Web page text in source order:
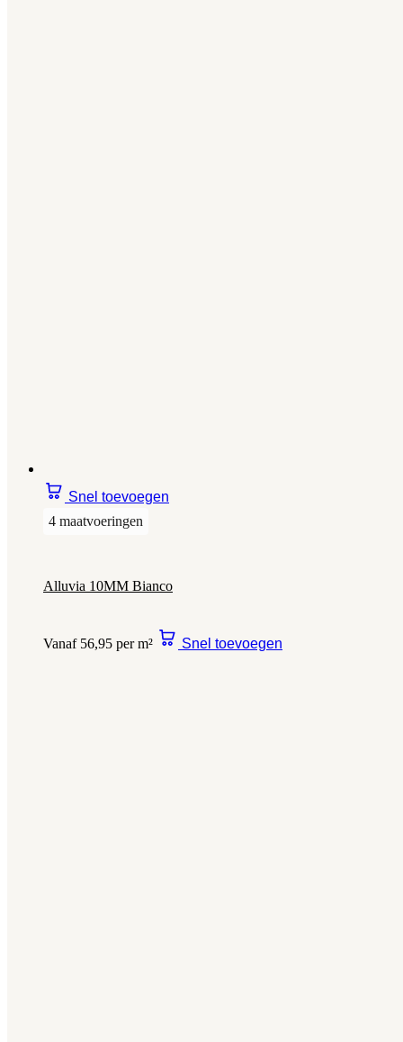
Snel toevoegen
4 maatvoeringen
Alluvia 10MM Bianco
Vanaf 56,95 per m² Snel toevoegen